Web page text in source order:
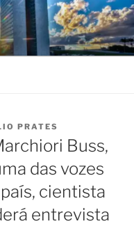
PRATES
Buss,
das vozes
cientista
entrevista